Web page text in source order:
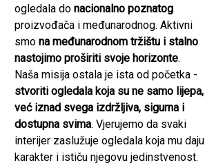
ogledala do nacionalno poznatog
proizvođača i međunarodnog. Aktivni
smo na međunarodnom tržištu i stalno
nastojimo proširiti svoje horizonte.
Naša misija ostala je ista od početka -
stvoriti ogledala koja su ne samo lijepa,
već iznad svega izdržljiva, sigurna i
dostupna svima. Vjerujemo da svaki
interijer zaslužuje ogledala koja mu daju
karakter i ističu njegovu jedinstvenost.